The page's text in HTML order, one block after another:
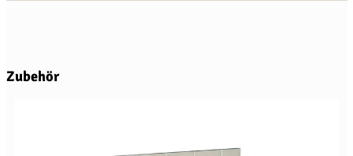
Produktgalerie überspringen
Zubehör